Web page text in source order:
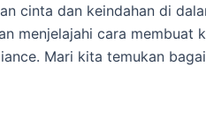
cinta dan keindahan di
menjelajahi cara membuat
Mari kita temukan